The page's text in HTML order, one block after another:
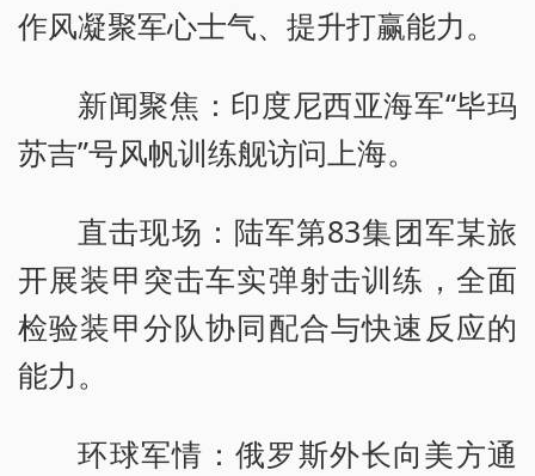
作风凝聚军心士气、提升打赢能力。
新闻聚焦：印度尼西亚海军“毕玛
苏吉”号风帆训练舰访问上海。
直击现场：陆军第83集团军某旅
开展装甲突击车实弹射击训练，全面
检验装甲分队协同配合与快速反应的
能力。
环球军情：俄罗斯外长向美方通